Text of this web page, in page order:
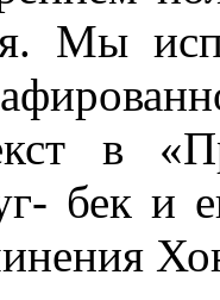
Мы
в
бек и